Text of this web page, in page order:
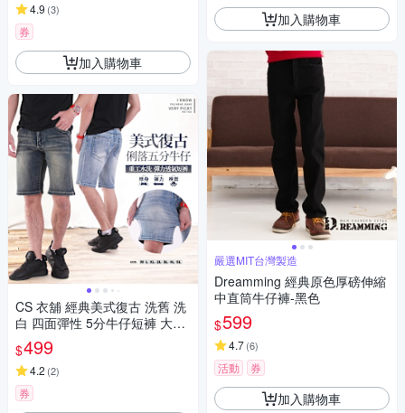
4.9 (3)
券
加入購物車
CS 衣舖 經典美式復古 洗舊 洗
白 四面彈性 5分牛仔短褲 大尺
碼(現貨 大尺碼 彈性伸縮)
$499
4.2 (2)
券
加入購物車
嚴選MIT台灣製造
Dreamming 經典原色厚磅伸縮
中直筒牛仔褲-黑色
$599
4.7(6)
活動 券
加入購物車